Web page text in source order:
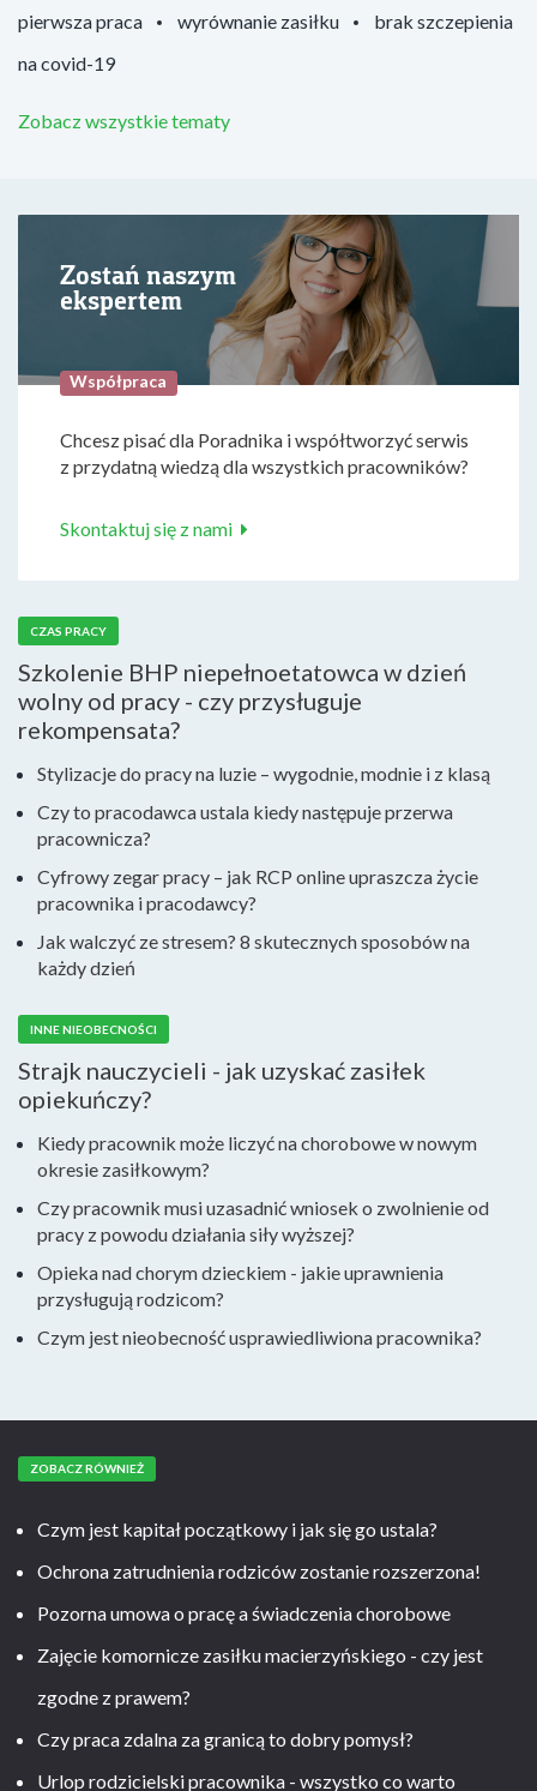
pierwsza praca wyrównanie zasiłku
brak szczepienia
na covid-19
Zobacz wszystkie tematy
Zostań naszym
ekspertem
Współpraca
Chcesz pisać dla Poradnika i współtworzyć serwis
z przydatną wiedzą dla wszystkich pracowników?
Skontaktuj się z nami
CZAS PRACY
Szkolenie BHP niepełnoetatowca w dzień
wolny od pracy - czy przysługuje
rekompensata?
Stylizacje do pracy na luzie – wygodnie, modnie i z klasą
Czy to pracodawca ustala kiedy następuje przerwa
pracownicza?
Cyfrowy zegar pracy – jak RCP online upraszcza życie
pracownika i pracodawcy?
Jak walczyć ze stresem? 8 skutecznych sposobów na
każdy dzień
INNE NIEOBECNOŚCI
Strajk nauczycieli - jak uzyskać zasiłek
opiekuńczy?
Kiedy pracownik może liczyć na chorobowe w nowym
okresie zasiłkowym?
Czy pracownik musi uzasadnić wniosek o zwolnienie od
pracy z powodu działania siły wyższej?
Opieka nad chorym dzieckiem - jakie uprawnienia
przysługują rodzicom?
Czym jest nieobecność usprawiedliwiona pracownika?
ZOBACZ RÓWNIEŻ
Czym jest kapitał początkowy i jak się go ustala?
Ochrona zatrudnienia rodziców zostanie rozszerzona!
Pozorna umowa o pracę a świadczenia chorobowe
Zajęcie komornicze zasiłku macierzyńskiego - czy jest
zgodne z prawem?
Czy praca zdalna za granicą to dobry pomysł?
Urlop rodzicielski pracownika - wszystko co warto